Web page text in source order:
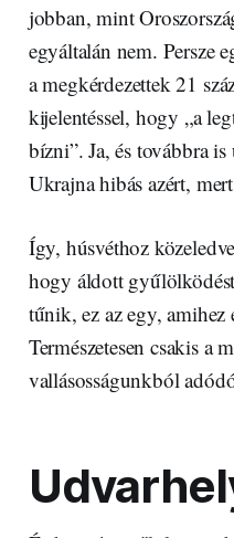
jobban, mint
egyáltalán nem. Persze
a megkérdezettek 21
kijelentéssel, hogy „a
bízni”. Ja, és továbbra
Ukrajna hibás azért,
Így, húsvéthoz
hogy áldott
tűnik, ez az egy,
Természetesen csakis a
vallásosságunkból